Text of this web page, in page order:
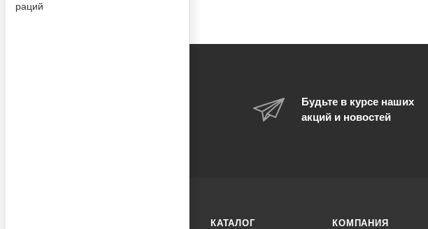
раций
Будьте в курсе наших
акций и новостей
КАТАЛОГ КОМПАНИЯ